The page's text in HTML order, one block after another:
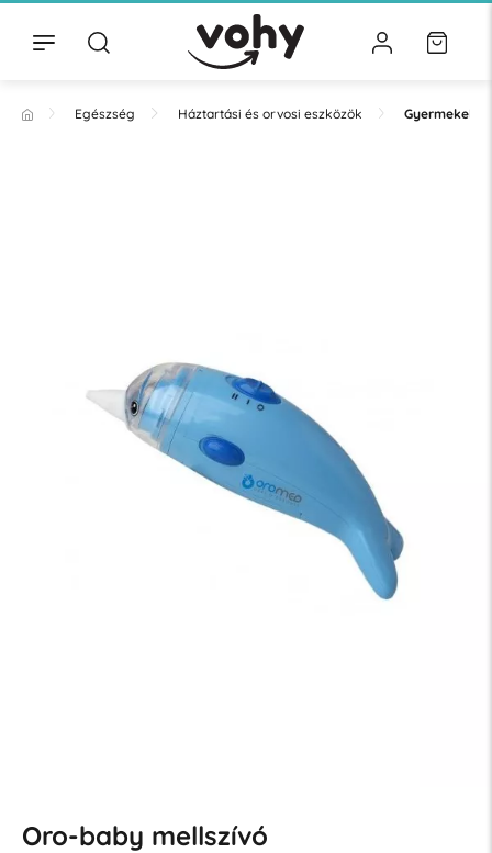
Egészség Háztartási és orvosi eszközök Gyermekek
Oro-baby mellszívó